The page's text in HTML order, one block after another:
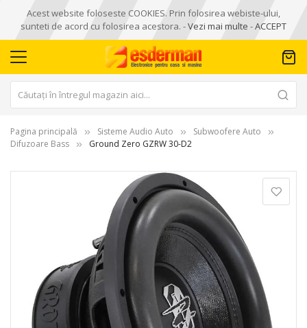
Acest website foloseste COOKIES. Prin folosirea webiste-ului,
sunteti de acord cu folosirea acestora. -Vezi mai multe -ACCEPT
Pagina principală Sisteme Audio Auto
Subwoofere Auto
Difuzoare Bass
Ground Zero GZRW 30-D2